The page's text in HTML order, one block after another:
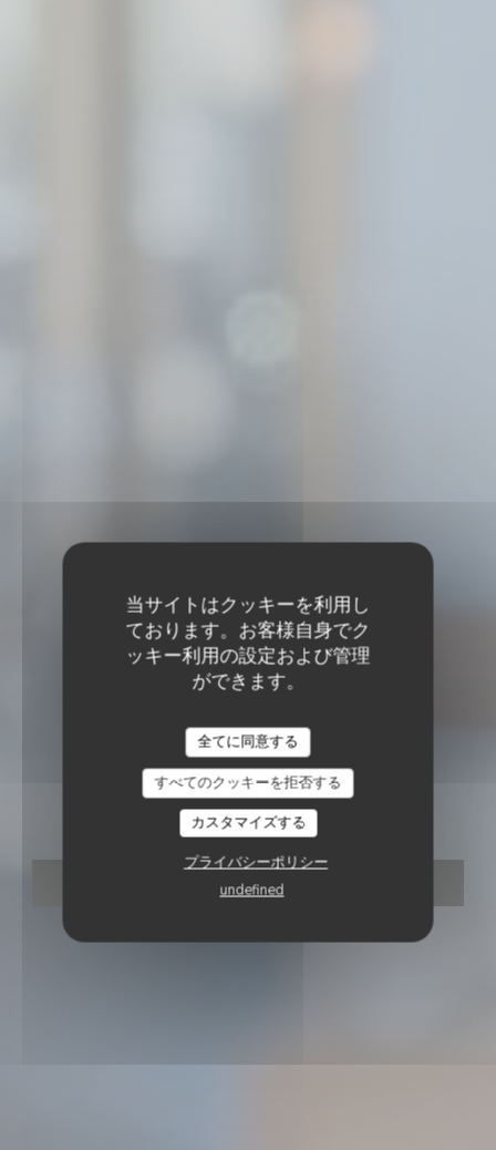
当サイトはクッキーを利用し
ております。お客様自身でク
ッキー利用の設定および管理
ができます。
全てに同意する
すべてのクッキーを拒否する
カスタマイズする
プライバシーポリシー
undefined
BISTRO / CUISINE FRANÇAISE / TERRASSE
MARSEILLE
Les Trottoirs
Marseillais
予約
LES TROTTOIRS MARSEILLAIS